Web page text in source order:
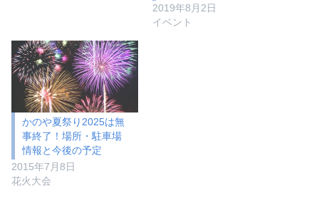
2019年8月2日
イベント
かのや夏祭り2025は無
事終了！場所・駐車場
情報と今後の予定
2015年7月8日
花火大会